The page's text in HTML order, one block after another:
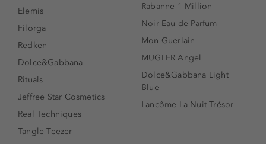
Elemis
Filorga
Redken
Dolce&Gabbana
Rituals
Jeffree Star Cosmetics
Real Techniques
Tangle Teezer
Rabanne 1 Million
Noir Eau de Parfum
Mon Guerlain
MUGLER Angel
Dolce&Gabbana Light
Blue
Lancôme La Nuit Trésor